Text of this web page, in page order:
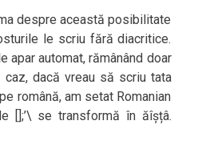
despre această posibilitate
le scriu fără diacritice.
automat, rămânând doar
dacă vreau să scriu tata
română, am setat Romanian
[];’\ se transformă în ăîșțâ.